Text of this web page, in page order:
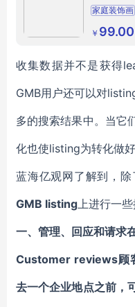
家庭装饰画
三维立体图
￥ 99.00
收集数据并不是获得
GMB用户还可以对
多的搜索结果中。当它
化也使listing为转化做好
蓝海亿观网了解到，除
GMB listing上进行一些
一、管理、回应和请求
Customer reviews顾
去一个企业地点之前，